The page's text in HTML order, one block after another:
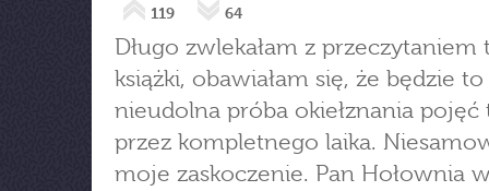
119 64
Długo zwlekałam z przeczytaniem
książki, obawiałam się, że będzie to
nieudolna próba okiełznania
przez kompletnego laika.
moje zaskoczenie. Pan Hołownia